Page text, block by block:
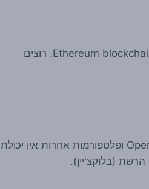
הוא בלוקצ'יין, ו-ETH הוא המטבע המשמש לביצוע עסקאות ב-Ethereum blockchain. רוצים
כעלויות עסקה ברשת הבלוקצ'יין של Ethereum. ל-OpenSea ופלטפורמות אחרות אין יכולת
(בלוקצ'יין).